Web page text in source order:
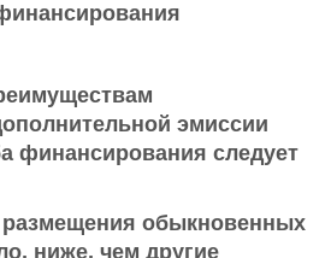
эмиссии
финансирования следует
размещения обыкновенных
ниже, чем другие